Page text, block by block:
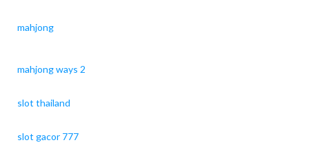
mahjong
mahjong ways 2
slot thailand
slot gacor 777